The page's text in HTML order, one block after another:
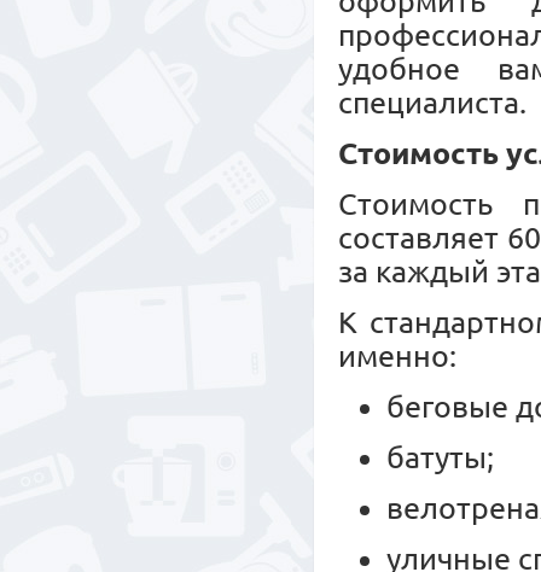
удобное
специалиста.
Стоимость
Стоимость
составляет
за каждый
К
именно:
беговые
батуты;
уличные